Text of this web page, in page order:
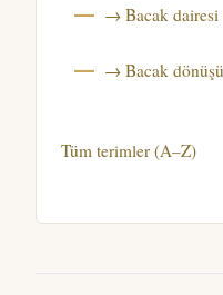
→ Bacak dairesi
→ Bacak
Tüm terimler (A–Z)